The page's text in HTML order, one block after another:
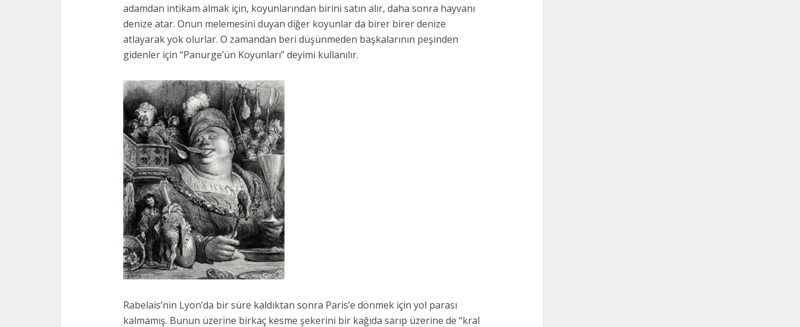
adamdan intikam almak için, koyunlarından birini satın alır, daha sonra hayvanı
denize atar. Onun melemesini duyan diğer koyunlar da birer birer denize
atlayarak yok olurlar. O zamandan beri düşünmeden başkalarının peşinden
gidenler için “Panurge’ün Koyunları” deyimi kullanılır.
Rabelais’nin Lyon’da bir süre kaldıktan sonra Paris’e dönmek için yol parası
kalmamış. Bunun üzerine birkaç kesme şekerini bir kağıda sarıp üzerine de “kral